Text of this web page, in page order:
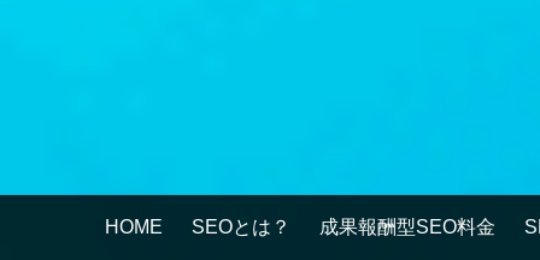
HOME SEOとは？ 成果報酬型SEO料金